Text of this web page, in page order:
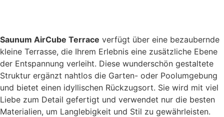
Saunum AirCube Terrace verfügt über eine bezaubernde
kleine Terrasse, die Ihrem Erlebnis eine zusätzliche Ebene
der Entspannung verleiht. Diese wunderschön gestaltete
Struktur ergänzt nahtlos die Garten- oder Poolumgebung
und bietet einen idyllischen Rückzugsort. Sie wird mit viel
Liebe zum Detail gefertigt und verwendet nur die besten
Materialien, um Langlebigkeit und Stil zu gewährleisten.